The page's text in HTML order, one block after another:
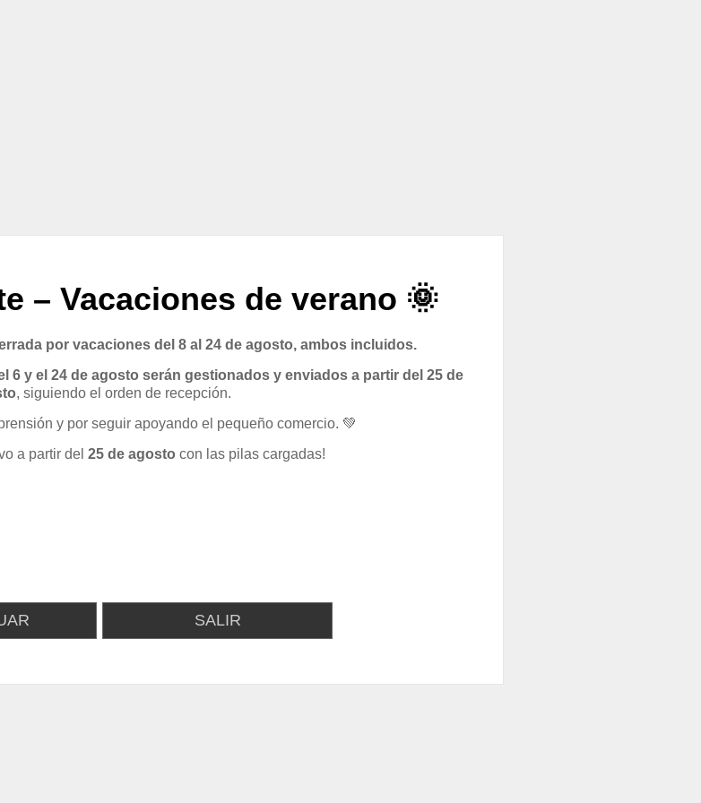
SALIR
– Vacaciones de verano 🌞
por vacaciones del 8 al 24 de agosto, ambos incluidos.
6 y el 24 de agosto serán gestionados y enviados a partir del 25 de
, siguiendo el orden de recepción.
y por seguir apoyando el pequeño comercio. 💚
a partir del 25 de agosto con las pilas cargadas!